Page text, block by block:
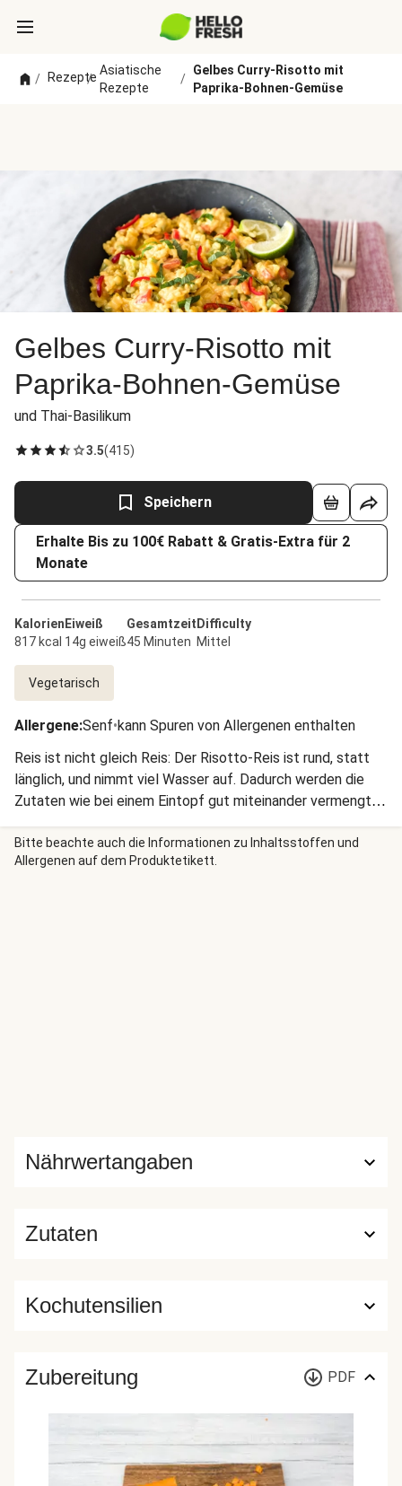
/ Rezepte
/
Asiatische
Rezepte
/
Gelbes Curry-Risotto mit
Paprika-Bohnen-Gemüse
Gelbes Curry-Risotto mit
Paprika-Bohnen-Gemüse
und Thai-Basilikum
3.5(415)
Speichern
Erhalte Bis zu 100€ Rabatt & Gratis-Extra für 2
Monate
Kalorien
817 kcal
Eiweiß
14g eiweiß
Gesamtzeit
45 Minuten
Difficulty
Mittel
Vegetarisch
Allergene:Senf•kann Spuren von Allergenen enthalten
Reis ist nicht gleich Reis: Der Risotto-Reis ist rund, statt
länglich, und nimmt viel Wasser auf. Dadurch werden die
Zutaten wie bei einem Eintopf gut miteinander vermengt.
Und wenn Du statt Steinpilzen Thai-Basilikum, Curry und
Limette verwendest, bist Du ganz schnell von Italien nach
Thailand gereist.
Bitte beachte auch die Informationen zu Inhaltsstoffen und
Allergenen auf dem Produktetikett.
Zutaten
Nährwertangaben
Kochutensilien
Zubereitung PDF